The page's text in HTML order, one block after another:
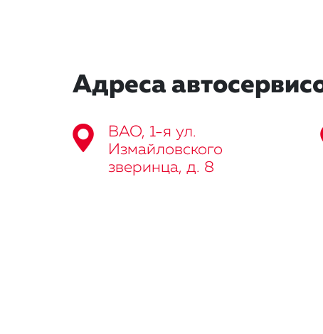
Адреса
ВАО, 1-я ул.
Измайловского
зверинца, д. 8